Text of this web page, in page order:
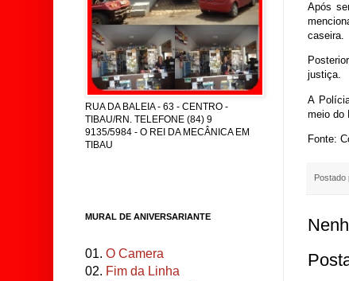
Após
caseira.
justiça.
A
meio do
Fonte:
Postado
RUA DA BALEIA - 63 - CENTRO -
TIBAU/RN. TELEFONE (84) 9
9135/5984 - O REI DA MECÂNICA EM
TIBAU
MURAL DE ANIVERSARIANTE
01. O Camera
02. Fim da Linha